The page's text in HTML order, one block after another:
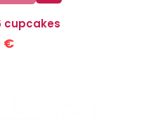
cupcakes
€